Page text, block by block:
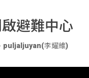
避難中心
puljaljuyan(李耀維)